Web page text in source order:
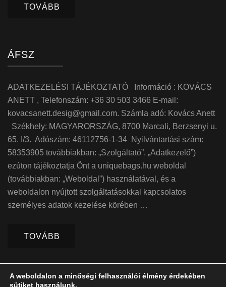
TOVÁBB
ÁFSZ
ADATKEZELÉSI TÁJÉKOZTATÓ Információ : KOVÁCS
ANETT , Telefonszám: +36 30 503 3466 E-mail:
kovacsanett.desig@gmail.com. Számla adó: Kovács Anett
Székhely: MAGYARORSZÁG, 8700 Marcali, Berzsenyi u.
65. I/3. Adószám: 46112756-1-34 Nyilvántartási szám:
58353905 továbbiakban: „Szolgáltató”, „Adatkezelő”)
ezúton tájékoztatja Önt a uniquebags.hu weboldal
(továbbiakban: „Weboldal”) használatával, és a
weboldalon nyújtott szolgáltatásokkal kapcsolatos
személyes adatok kezelése körében …
TOVÁBB
A weboldalon a minőségi felhasználói élmény érdekében
sütiket használunk.